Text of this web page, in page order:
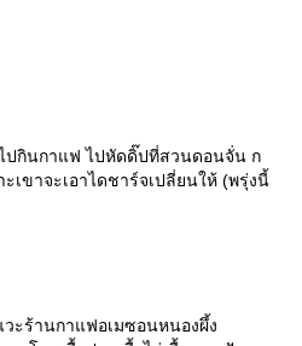
ปกินกาแฟ ไปหัดดิ๊ปที่สวนดอนจั่น ก
เขาจะเอาไดชาร์จเปลี่ยนให้ (พรุ่งนี้
ะร้านกาแฟอเมซอนหนองผึ้ง